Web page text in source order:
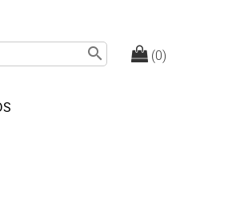
(0)
search